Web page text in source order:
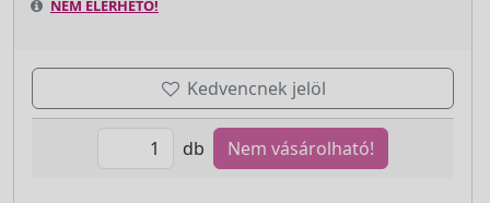
NEM ELÉRHETŐ!
Kedvencnek jelöl
db Nem vásárolható!